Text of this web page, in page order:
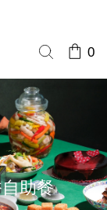
0
助餐